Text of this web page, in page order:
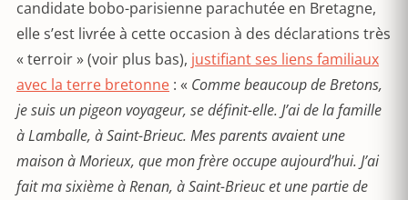
candidate bobo-parisienne parachutée en Bretagne,
elle s’est livrée à cette occasion à des déclarations très
« terroir » (voir plus bas), justifiant ses liens familiaux
avec la terre bretonne : « Comme beaucoup de Bretons,
je suis un pigeon voyageur, se définit-elle. J’ai de la famille
à Lamballe, à Saint-Brieuc. Mes parents avaient une
maison à Morieux, que mon frère occupe aujourd’hui. J’ai
fait ma sixième à Renan, à Saint-Brieuc et une partie de